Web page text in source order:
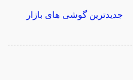
جدیدترین گوشی های بازار